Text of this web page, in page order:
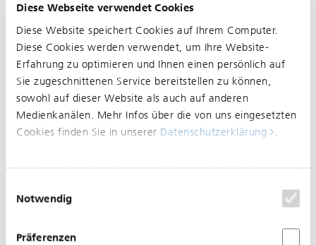
Diese Webseite verwendet Cookies
Diese Website speichert Cookies auf Ihrem Computer.
Diese Cookies werden verwendet, um Ihre Website-
Erfahrung zu optimieren und Ihnen einen persönlich auf
Sie zugeschnittenen Service bereitstellen zu können,
sowohl auf dieser Website als auch auf anderen
Medienkanälen. Mehr Infos über die von uns eingesetzten
Cookies finden Sie in unserer Datenschutzerklärung
optimal zu entsprechen, wird nur ein einzelnes Cookie
treffen müssen.
Notwendig
Präferenzen
Betriebsstörung auf den Linien 37 & 47: Die Linien